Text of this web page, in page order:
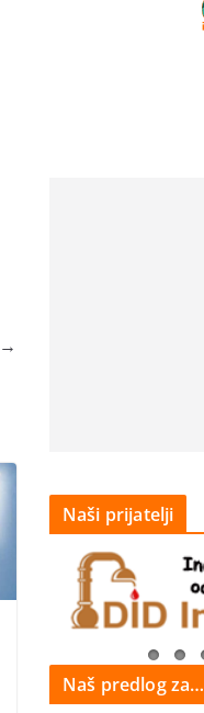
→
Naši prijatelji
Naš predlog za…